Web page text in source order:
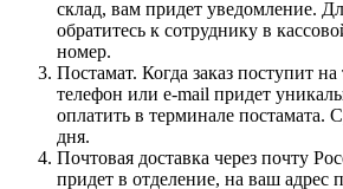
склад, вам придет уведомление.
обратитесь к сотруднику в
номер.
Постамат. Когда заказ поступит
телефон или e-mail придет
оплатить в терминале постамата.
дня.
Почтовая доставка через почту
придет в отделение, на ваш адрес